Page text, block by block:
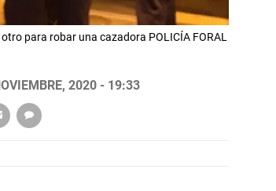
para robar una cazadora POLICÍA FORAL
2020 - 19:33